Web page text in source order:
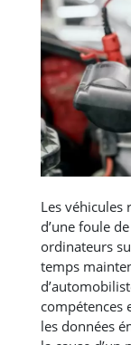
Les véhicules
d’une foule
ordinateurs
temps
compétences
les données